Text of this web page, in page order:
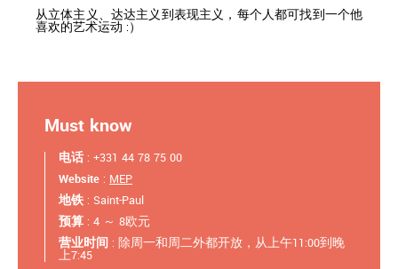
从立体主义、达达主义到表现主义，每个人都可找到一个他
喜欢的艺术运动 :）
Must know
电话 : +331 44 78 75 00
Website : MEP
地铁 : Saint-Paul
预算 : 4 ～ 8欧元
营业时间 : 除周一和周二外都开放，从上午11:00到晚
上7:45